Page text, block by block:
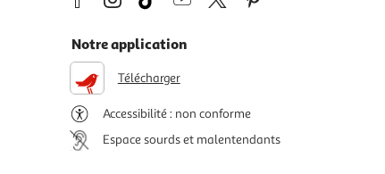
Notre application
Télécharger
Accessibilité : non conforme
Espace sourds et malentendants